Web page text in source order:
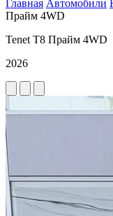
Главная Автомобили
Прайм 4WD
Tenet T8 Прайм 4WD
2026